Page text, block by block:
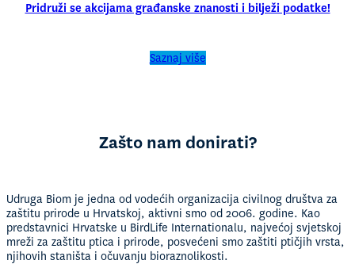
Pridruži se akcijama građanske znanosti i bilježi podatke!
Saznaj više
Zašto nam donirati?
Udruga Biom je jedna od vodećih organizacija civilnog društva za
zaštitu prirode u Hrvatskoj, aktivni smo od 2006. godine. Kao
predstavnici Hrvatske u BirdLife Internationalu, najvećoj svjetskoj
mreži za zaštitu ptica i prirode, posvećeni smo zaštiti ptičjih vrsta,
njihovih staništa i očuvanju bioraznolikosti.